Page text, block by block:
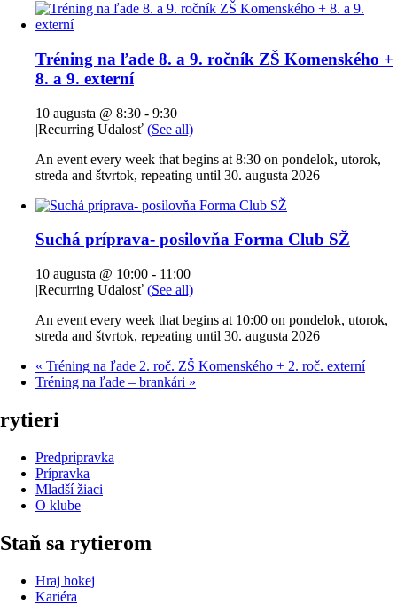
Tréning na ľade 8. a 9. ročník ZŠ Komenského +
8. a 9. externí
10 augusta @ 8:30 - 9:30
|Recurring Udalosť (See all)
An event every week that begins at 8:30 on pondelok, utorok,
streda and štvrtok, repeating until 30. augusta 2026
Suchá príprava- posilovňa Forma Club SŽ
10 augusta @ 10:00 - 11:00
|Recurring Udalosť (See all)
An event every week that begins at 10:00 on pondelok, utorok,
streda and štvrtok, repeating until 30. augusta 2026
« Tréning na ľade 2. roč. ZŠ Komenského + 2. roč. externí
Tréning na ľade – brankári »
rytieri
Predprípravka
Prípravka
Mladší žiaci
O klube
Staň sa rytierom
Hraj hokej
Kariéra